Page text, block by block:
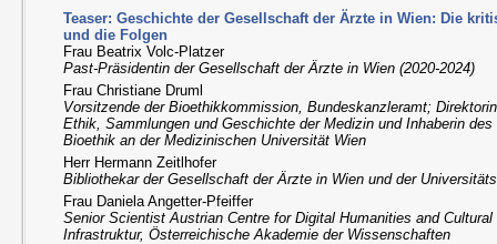
Teaser: Geschichte der Gesellschaft der Ärzte in Wien: Die
und die Folgen
Frau Beatrix Volc-Platzer
Past-Präsidentin der Gesellschaft der Ärzte in Wien (2020-2024)
Frau Christiane Druml
Vorsitzende der Bioethikkommission, Bundeskanzleramt;
Ethik, Sammlungen und Geschichte der Medizin und Inhaberin
Bioethik an der Medizinischen Universität Wien
Herr Hermann Zeitlhofer
Bibliothekar der Gesellschaft der Ärzte in Wien und der
Frau Daniela Angetter-Pfeiffer
Senior Scientist Austrian Centre for Digital Humanities and
Infrastruktur, Österreichische Akademie der Wissenschaften